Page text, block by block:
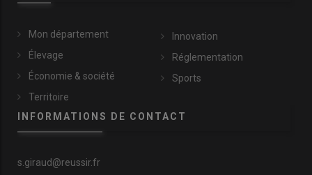
Mon département
Élevage
Économie & société
Territoire
Innovation
Réglementation
Sports
INFORMATIONS DE CONTACT
s.giraud@reussir.fr